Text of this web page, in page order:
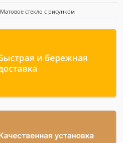
Матовое стекло с рисунком